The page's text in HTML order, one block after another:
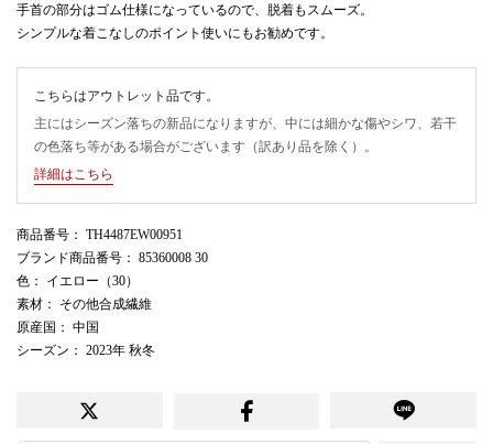
手首の部分はゴム仕様になっているので、脱着もスムーズ。
シンプルな着こなしのポイント使いにもお勧めです。
こちらはアウトレット品です。
主にはシーズン落ちの新品になりますが、中には細かな傷やシワ、若干
の色落ち等がある場合がございます（訳あり品を除く）。
詳細はこちら
商品番号 ： TH4487EW00951
ブランド商品番号 ： 85360008 30
色 ： イエロー（30）
素材 ： その他合成繊維
原産国 ： 中国
シーズン ： 2023年 秋冬